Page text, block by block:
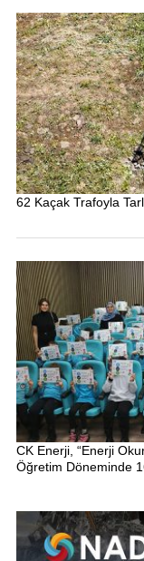
62 Kaçak Trafoyla
CK Enerji, “Enerji
Öğretim Döneminde